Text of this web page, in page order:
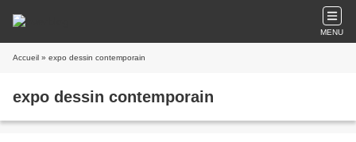
MENU
Accueil » expo dessin contemporain
expo dessin contemporain